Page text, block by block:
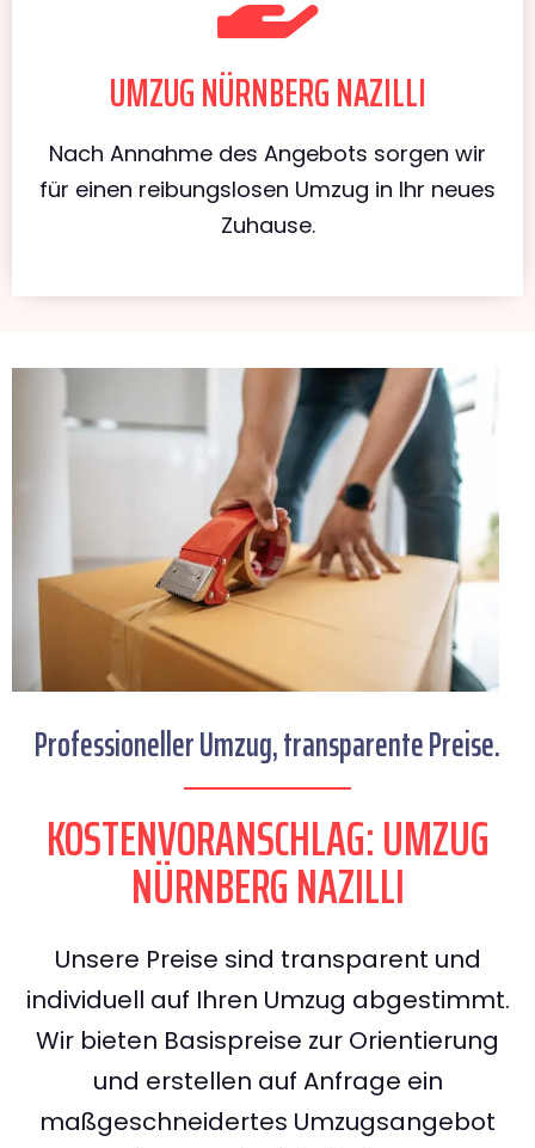
UMZUG NÜRNBERG NAZILLI
Nach Annahme des Angebots sorgen wir
für einen reibungslosen Umzug in Ihr neues
Zuhause.
Professioneller Umzug, transparente Preise.
KOSTENVORANSCHLAG: UMZUG
NÜRNBERG NAZILLI
Unsere Preise sind transparent und
individuell auf Ihren Umzug abgestimmt.
Wir bieten Basispreise zur Orientierung
und erstellen auf Anfrage ein
maßgeschneidertes Umzugsangebot